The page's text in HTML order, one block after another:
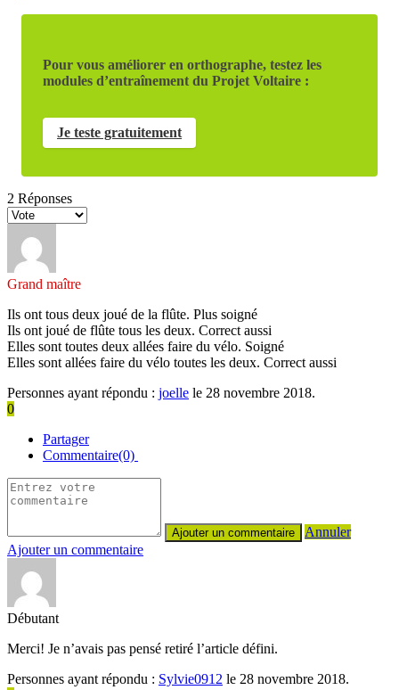
Pour vous améliorer en orthographe, testez les
modules d’entraînement du Projet Voltaire :
Je teste gratuitement
2 Réponses
Grand maître
Ils ont tous deux joué de la flûte. Plus soigné
Ils ont joué de flûte tous les deux. Correct aussi
Elles sont toutes deux allées faire du vélo. Soigné
Elles sont allées faire du vélo toutes les deux. Correct aussi
Personnes ayant répondu : joelle le 28 novembre 2018.
0
Partager
Commentaire(0)
Annuler
Ajouter un commentaire
Débutant
Merci! Je n’avais pas pensé retiré l’article défini.
Personnes ayant répondu : Sylvie0912 le 28 novembre 2018.